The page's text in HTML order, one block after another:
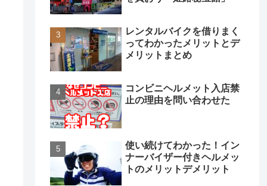
レンタルバイクを借りまく
ってわかったメリットとデ
メリットまとめ
コンビニヘルメット入店禁
止の理由を問い合わせた
使い続けてわかった！イン
ナーバイザー付きヘルメッ
トのメリットデメリット